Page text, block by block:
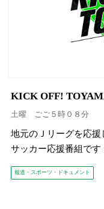
KICK OFF!
土曜 ごご５時０８分
地元のＪリーグを応援
サッカー応援番組で
報道・スポーツ・ドキュメント